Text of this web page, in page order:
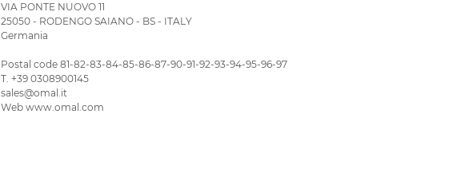
VIA PONTE NUOVO 11
25050 - RODENGO SAIANO - BS - ITALY
Germania
Postal code 81-82-83-84-85-86-87-90-91-92-93-94-95-96-97
T. +39 0308900145
sales@omal.it
Web www.omal.com